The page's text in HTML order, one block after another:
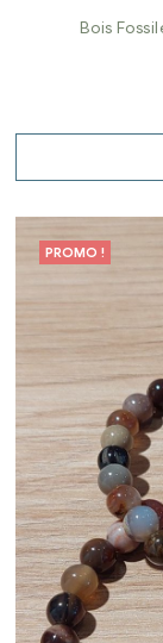
Bois
PROMO !